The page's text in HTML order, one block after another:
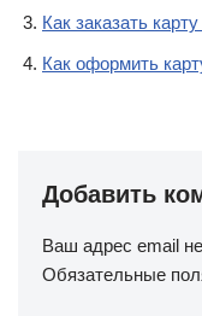
Как заказать
Как оформить
Добавить
Ваш адрес email
Обязательные